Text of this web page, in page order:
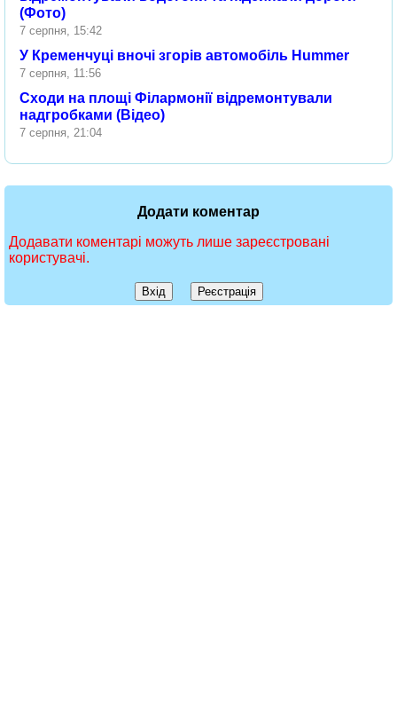
(Фото)
7 серпня, 15:42
У Кременчуці вночі згорів автомобіль Hummer
7 серпня, 11:56
Сходи на площі Філармонії відремонтували
надгробками (Відео)
7 серпня, 21:04
Додати коментар
Додавати коментарі можуть лише зареєстровані
користувачі.
Вхід Реєстрація